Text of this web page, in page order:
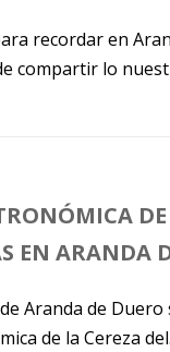
recordar en
compartir lo
EN ARANDA
Aranda de
de la Cereza